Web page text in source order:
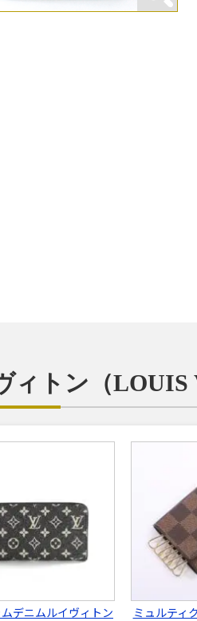
ィトン（LOUIS
デニムルイヴィトン
ミュルティ